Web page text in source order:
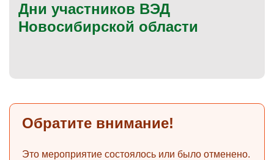
Дни участников ВЭД
Новосибирской области
Обратите внимание!
Это мероприятие состоялось или было отменено.